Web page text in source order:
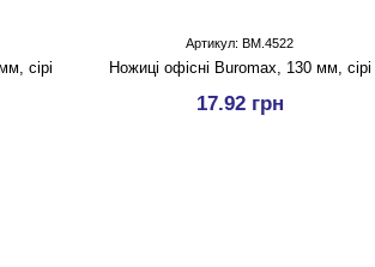
сірі
Артикул: BM.4522
Ножицi офісні Buromax, 130 мм, сірі
17.92 грн